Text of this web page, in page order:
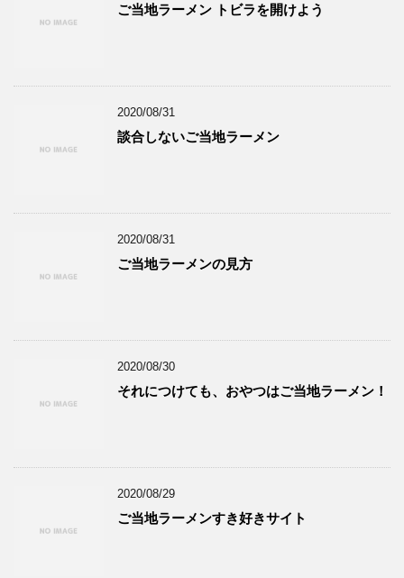
ご当地ラーメン トビラを開けよう
2020/08/31
談合しないご当地ラーメン
2020/08/31
ご当地ラーメンの見方
2020/08/30
それにつけても、おやつはご当地ラーメン！
2020/08/29
ご当地ラーメンすき好きサイト